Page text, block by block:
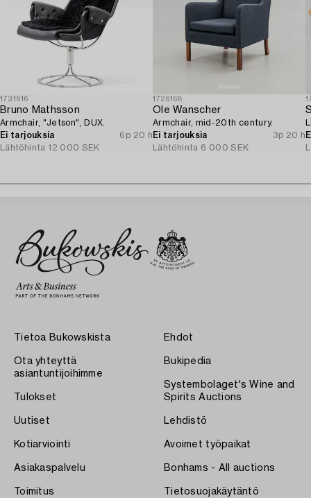
1731616
Bruno Mathsson
Armchair, "Jetson", DUX.
Ei tarjouksia
6p 20 h
Lähtöhinta 12 000 SEK
1726168
Ole Wanscher
Armchair, mid-20th century.
Ei tarjouksia
3p 20 h
Lähtöhinta 6 000 SEK
Tietoa Bukowskista
Ota yhteyttä
asiantuntijoihimme
Tulokset
Uutiset
Kotiarviointi
Asiakaspalvelu
Toimitus
Ehdot
Bukipedia
Systembolaget's Wine and
Spirits Auctions
Lehdistö
Avoimet työpaikat
Bonhams - All auctions
Tietosuojakäytäntö